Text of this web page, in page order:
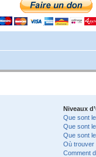
Niveaux
Que sont
Que sont
Que sont
Où trouver
Comment